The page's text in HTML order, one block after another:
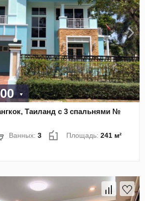
Таиланд с 3 спальнями №
Ванных:3 Площадь:241 м²